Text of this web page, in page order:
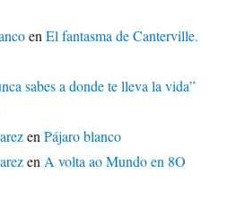
enEl fantasma de Canterville.
sabes a donde te lleva la vida”
enPájaro blanco
en A volta ao Mundo en 8O